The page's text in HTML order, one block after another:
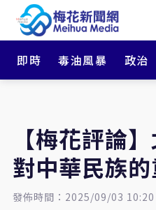
即時 毒油風暴 政治
【梅花評論
對中華民族
發佈時間：2025/09/03 10:20